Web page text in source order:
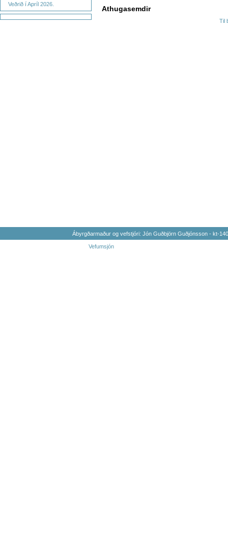
Veðrið í Apríl 2026.
Athugasemdir
Til
Ábyrgðarmaður og vefstjóri: Jón Guðbjörn Guðjónsson - kt-
Vefumsjón